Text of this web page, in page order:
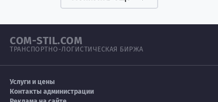
COM-STIL.COM
ТРАНСПОРТНО-ЛОГИСТИЧЕСКАЯ БИРЖА
Услуги и цены
Контакты администрации